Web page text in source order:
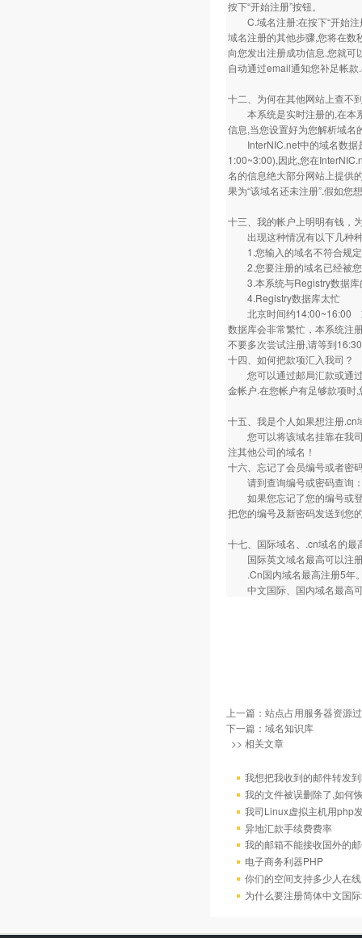
按下“开始注册”按钮。
C.域名注册:在按下“开始注
域名注册的其他步骤,您将在数
向您发出注册成功信息.您就
自动通过email通知您补足帐
十二、为何在其他网站上查不
本系统是实时注册的,在本系
信息,当您设置好为您解析域名
InterNIC.net中的域名数据
1:00~3:00),因此,您在
名的信息绝大部分网站上提供
果为“该域名还未注册”.假如您
十三、我的帐户上明明有钱，
出现这种情况有以下几种
1.您输入的域名不符合规定
2.您要注册的域名已经被您
3.本系统与Registry数据库
4.Registry数据库太忙
北京时间约14:00~16:00 或
数据库会非常繁忙，本系统注
不要多次尝试注册,请等到
十四、如何把款项汇入我司？
您可以通过邮局汇款或通过
金帐户.在您帐户有足够款项时
十五、我是个人如果想注册.cn
您可以将该域名挂靠在我司
注其他公司的域名！
十六、忘记了会员编号或者密
请到查询编号或密码查询
如果您忘记了您的编号或登
把您的编号及新密码发送到您
十七、国际域名、.cn域名的
国际英文域名最高可以注
.Cn国内域名最高注册5年
中文国际、国内域名最高
上一篇： 站点占用服务器资源
下一篇： 域名知识库
>> 相关文章
我想把我收到的邮件转发
我的文件被误删除了,如何
我司Linux虚拟主机用php
异地汇款手续费费率
我的邮箱不能接收国外的
电子商务利器PHP
你们的空间支持多少人在
为什么要注册简体中文国